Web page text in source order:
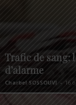
Trafic de sang:
d’alarme
Charbel SOSSOUVI - 16